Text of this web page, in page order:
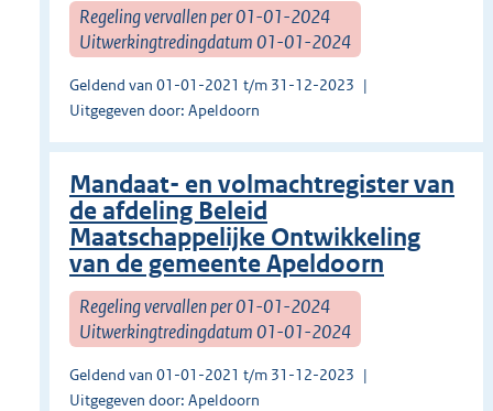
Regeling vervallen per 01-01-2024
Uitwerkingtredingdatum 01-01-2024
Geldend van 01-01-2021 t/m 31-12-2023
Uitgegeven door: Apeldoorn
Mandaat- en volmachtregister van
de afdeling Beleid
Maatschappelijke Ontwikkeling
van de gemeente Apeldoorn
Regeling vervallen per 01-01-2024
Uitwerkingtredingdatum 01-01-2024
Geldend van 01-01-2021 t/m 31-12-2023
Uitgegeven door: Apeldoorn